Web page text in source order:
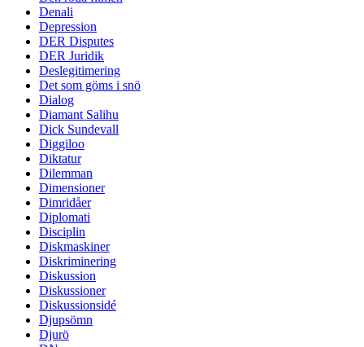
Denali
Depression
DER Disputes
DER Juridik
Deslegitimering
Det som göms i snö
Dialog
Diamant Salihu
Dick Sundevall
Diggiloo
Diktatur
Dilemman
Dimensioner
Dimridåer
Diplomati
Disciplin
Diskmaskiner
Diskriminering
Diskussion
Diskussioner
Diskussionsidé
Djupsömn
Djurö